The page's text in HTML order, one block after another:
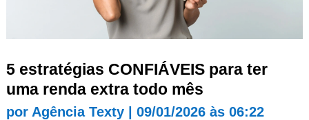
5 estratégias CONFIÁVEIS para ter
uma renda extra todo mês
por Agência Texty| 09/01/2026 às 06:22